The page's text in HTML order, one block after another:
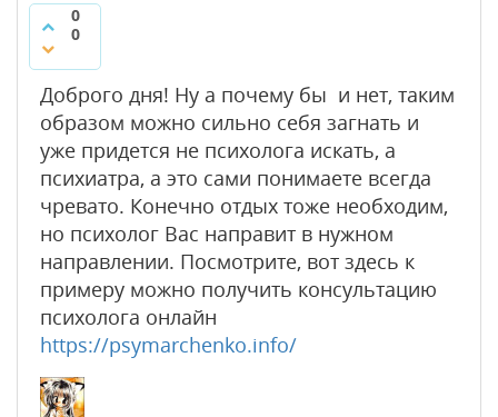
0
0
Доброго дня! Ну а почему бы и нет, таким
образом можно сильно себя загнать и
уже придется не психолога искать, а
психиатра, а это сами понимаете всегда
чревато. Конечно отдых тоже необходим,
но психолог Вас направит в нужном
направлении. Посмотрите, вот здесь к
примеру можно получить консультацию
психолога онлайн
https://psymarchenko.info/